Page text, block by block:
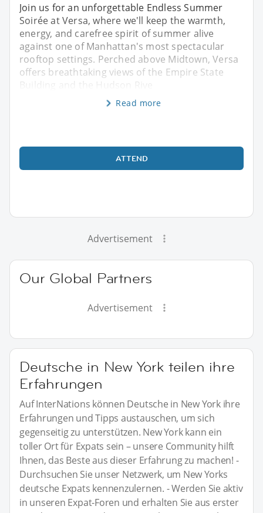
Join us for an unforgettable Endless Summer
Soirée at Versa, where we'll keep the warmth,
energy, and carefree spirit of summer alive
against one of Manhattan's most spectacular
rooftop settings. Perched above Midtown, Versa
offers breathtaking views of the Empire State
Building and the Hudson Rive
Read more
ATTEND
Advertisement
Our Global Partners
Advertisement
Deutsche in New York teilen ihre
Erfahrungen
Auf InterNations können Deutsche in New York ihre
Erfahrungen und Tipps austauschen, um sich
gegenseitig zu unterstützen. New York kann ein
toller Ort für Expats sein – unsere Community hilft
Ihnen, das Beste aus dieser Erfahrung zu machen! -
Durchsuchen Sie unser Netzwerk, um New Yorks
deutsche Expats kennenzulernen. - Werden Sie aktiv
in unseren Expat-Foren und erhalten Sie aus erster